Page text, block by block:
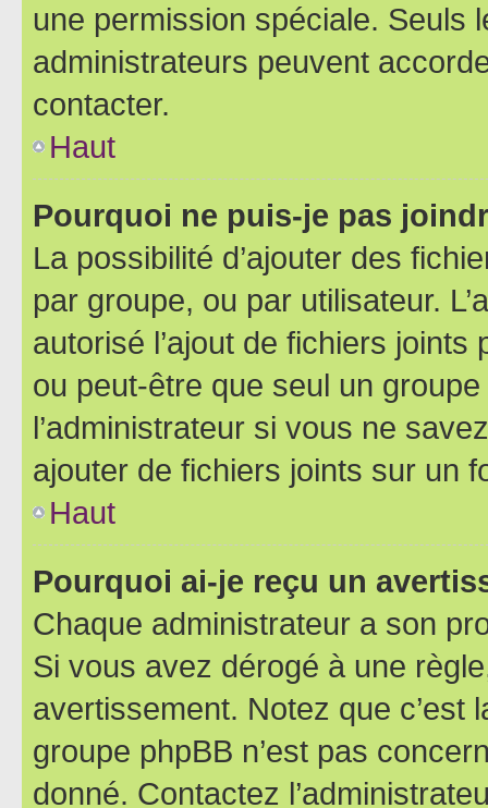
une permission spéciale. Seuls
administrateurs peuvent
contacter.
Haut
Pourquoi ne puis-je pas
La possibilité d’ajouter des
par groupe, ou par utilisateur.
autorisé l’ajout de fichiers
ou peut-être que seul un
l’administrateur si vous ne
ajouter de fichiers joints sur un
Haut
Pourquoi ai-je reçu un
Chaque administrateur a son
Si vous avez dérogé à une
avertissement. Notez que c’est
groupe phpBB n’est pas
donné. Contactez